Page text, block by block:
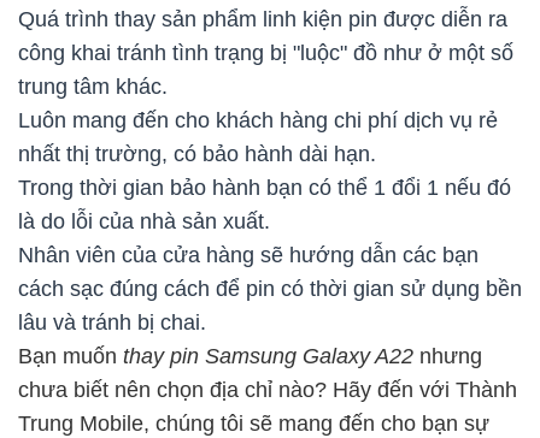
Quá trình thay sản phẩm linh kiện pin được diễn ra
công khai tránh tình trạng bị "luộc" đồ như ở một số
trung tâm khác.
Luôn mang đến cho khách hàng chi phí dịch vụ rẻ
nhất thị trường, có bảo hành dài hạn.
Trong thời gian bảo hành bạn có thể 1 đổi 1 nếu đó
là do lỗi của nhà sản xuất.
Nhân viên của cửa hàng sẽ hướng dẫn các bạn
cách sạc đúng cách để pin có thời gian sử dụng bền
lâu và tránh bị chai.
Bạn muốn thay pin Samsung Galaxy A22 nhưng
chưa biết nên chọn địa chỉ nào? Hãy đến với Thành
Trung Mobile, chúng tôi sẽ mang đến cho bạn sự